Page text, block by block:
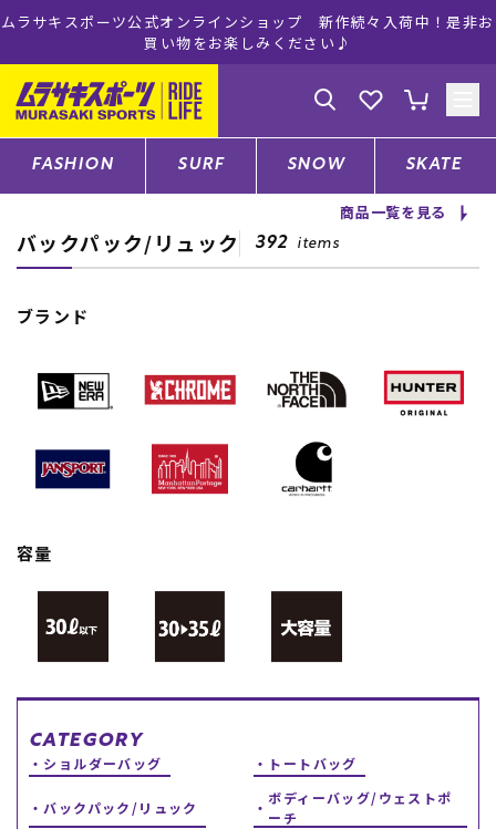
ムラサキスポーツ公式オンラインショップ 新作続々入荷中！是非お
買い物をお楽しみください♪
ゲスト様
ログイン 会員登録
店舗一覧
ファッションTOP
サーフTOP
スケートTOP
CONTENTS
ブランド一覧
特集一覧
覧
SUPPORT
会員ランク
店頭受取サービス
ギフトラッピング
FASHION SURF SNOW SKATE
商品一覧を見る
バックパック/リュック 392 items
ブランド
容量
CATEGORY
ショルダーバッグ
トートバッグ
バックパック/リュック
ボディーバッグ/ウェストポ
ーチ